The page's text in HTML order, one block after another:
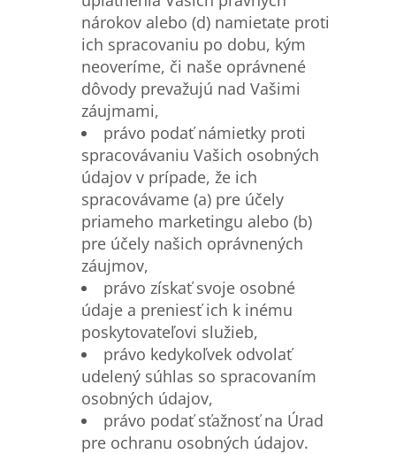
nárokov alebo (d) namietate proti
ich spracovaniu po dobu, kým
neoveríme, či naše oprávnené
dôvody prevažujú nad Vašimi
záujmami,
právo podať námietky proti
spracovávaniu Vašich osobných
údajov v prípade, že ich
spracovávame (a) pre účely
priameho marketingu alebo (b)
pre účely našich oprávnených
záujmov,
právo získať svoje osobné
údaje a preniesť ich k inému
poskytovateľovi služieb,
právo kedykoľvek odvolať
udelený súhlas so spracovaním
osobných údajov,
právo podať sťažnosť na Úrad
pre ochranu osobných údajov.